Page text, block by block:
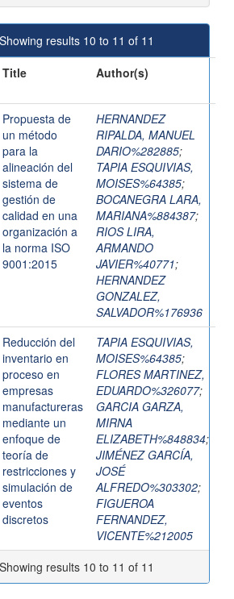
Showing results 10 to 11 of 11
Title Author(s)
Propuesta de
un método
para la
alineación del
sistema de
gestión de
calidad en una
organización a
la norma ISO
9001:2015
HERNANDEZ
RIPALDA, MANUEL
DARIO%282885;
TAPIA ESQUIVIAS,
MOISES%64385;
BOCANEGRA LARA,
MARIANA%884387;
RIOS LIRA,
ARMANDO
JAVIER%40771;
HERNANDEZ
GONZALEZ,
SALVADOR%176936
Reducción del
inventario en
proceso en
empresas
manufactureras
mediante un
enfoque de
teoría de
restricciones y
simulación de
eventos
discretos
TAPIA ESQUIVIAS,
MOISES%64385;
FLORES MARTINEZ,
EDUARDO%326077;
GARCIA GARZA,
MIRNA
ELIZABETH%848834;
JIMÉNEZ GARCÍA,
JOSÉ
ALFREDO%303302;
FIGUEROA
FERNANDEZ,
VICENTE%212005
Showing results 10 to 11 of 11